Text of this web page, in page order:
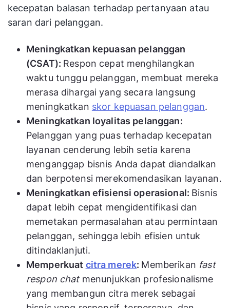
kecepatan balasan terhadap pertanyaan atau
saran dari pelanggan.
Meningkatkan kepuasan pelanggan
(CSAT): Respon cepat menghilangkan
waktu tunggu pelanggan, membuat mereka
merasa dihargai yang secara langsung
meningkatkan skor kepuasan pelanggan.
Meningkatkan loyalitas pelanggan:
Pelanggan yang puas terhadap kecepatan
layanan cenderung lebih setia karena
menganggap bisnis Anda dapat diandalkan
dan berpotensi merekomendasikan layanan.
Meningkatkan efisiensi operasional: Bisnis
dapat lebih cepat mengidentifikasi dan
memetakan permasalahan atau permintaan
pelanggan, sehingga lebih efisien untuk
ditindaklanjuti.
Memperkuat citra merek: Memberikan fast
respon chatmenunjukkan profesionalisme
yang membangun citra merek sebagai